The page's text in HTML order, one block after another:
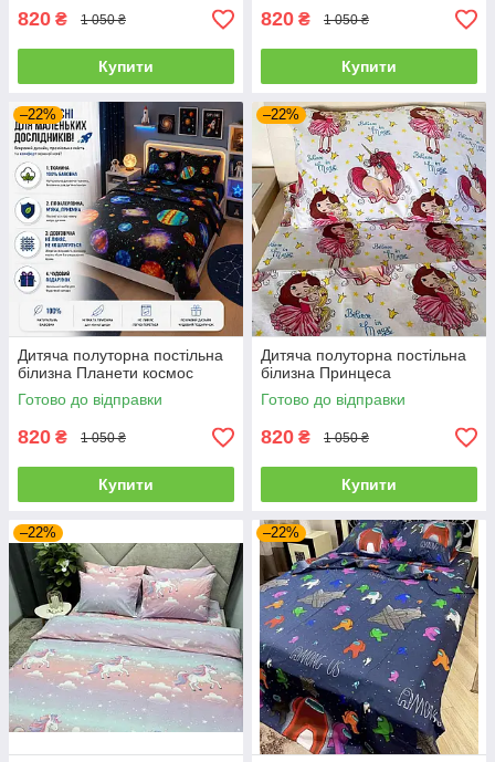
820 ₴ 1 050 ₴
Купити
820 ₴ 1 050 ₴
Купити
–22%
Дитяча полуторна постільна
білизна Планети космос
Готово до відправки
820 ₴ 1 050 ₴
Купити
–22%
Дитяча полуторна постільна
білизна Принцеса
Готово до відправки
820 ₴ 1 050 ₴
Купити
–22% –22%